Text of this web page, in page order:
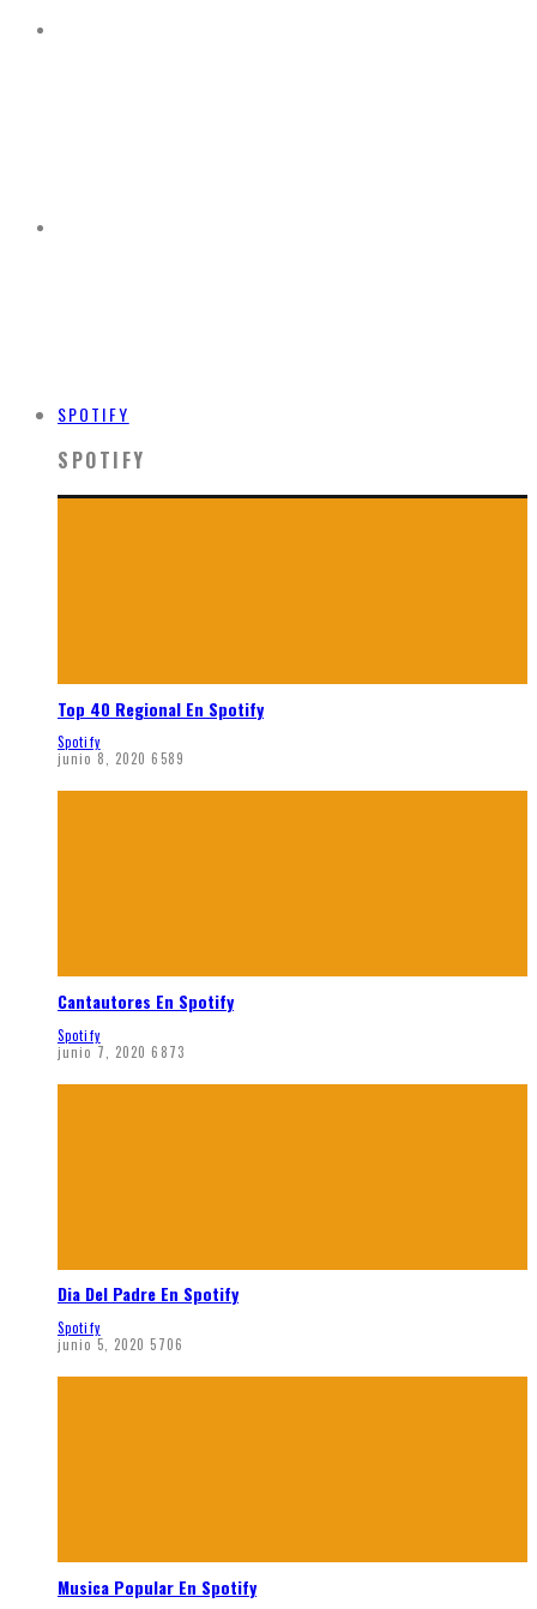
SPOTIFY
SPOTIFY
Top 40 Regional En Spotify
Spotify
junio 8, 2020 6589
Cantautores En Spotify
Spotify
junio 7, 2020 6873
Dia Del Padre En Spotify
Spotify
junio 5, 2020 5706
Musica Popular En Spotify